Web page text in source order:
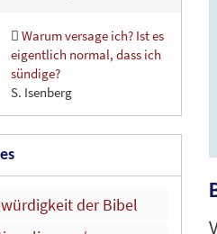
Warum versage ich? Ist es
eigentlich normal, dass ich
sündige?
S. Isenberg
der Bibel